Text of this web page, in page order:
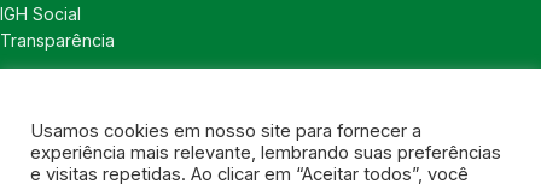
IGH Social
Transparência
Notícias
Política de Privacidade
Usamos cookies em nosso site para fornecer a
experiência mais relevante, lembrando suas preferências
e visitas repetidas. Ao clicar em “Aceitar todos”, você